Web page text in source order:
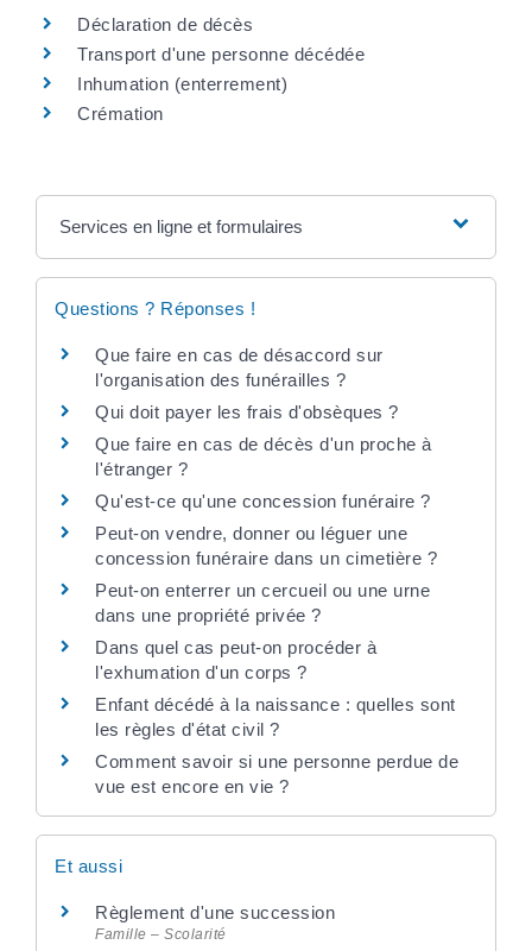
Déclaration de décès
Transport d'une personne décédée
Inhumation (enterrement)
Crémation
Services en ligne et formulaires
Questions ? Réponses !
Que faire en cas de désaccord sur
l'organisation des funérailles ?
Qui doit payer les frais d'obsèques ?
Que faire en cas de décès d'un proche à
l'étranger ?
Qu'est-ce qu'une concession funéraire ?
Peut-on vendre, donner ou léguer une
concession funéraire dans un cimetière ?
Peut-on enterrer un cercueil ou une urne
dans une propriété privée ?
Dans quel cas peut-on procéder à
l'exhumation d'un corps ?
Enfant décédé à la naissance : quelles sont
les règles d'état civil ?
Comment savoir si une personne perdue de
vue est encore en vie ?
Et aussi
Règlement d'une succession
Famille – Scolarité